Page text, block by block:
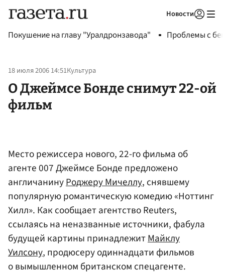
Новости
Покушение на главу "Уралдронзавода" Проблемы с
18 июля 2006 14:51Культура
О Джеймсе Бонде снимут 22-ой
фильм
Место режиссера нового, 22-го фильма об
агенте 007 Джеймсе Бонде предложено
англичанинуРоджеру Мичеллу, снявшему
популярную романтическую комедию «Ноттинг
Хилл». Как сообщает агентство Reuters,
ссылаясь на неназванные источники, фабула
будущей картины принадлежитМайклу
Уилсону, продюсеру одиннадцати фильмов
о вымышленном британском спецагенте.